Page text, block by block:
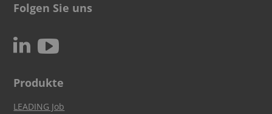
Folgen Sie uns
N c
Produkte
LEADING Job